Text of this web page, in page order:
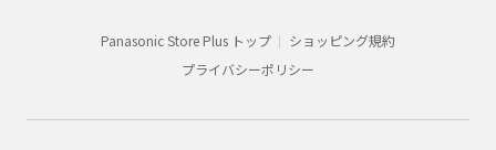
Panasonic Store Plus トップ
ショッピング規約
プライバシーポリシー